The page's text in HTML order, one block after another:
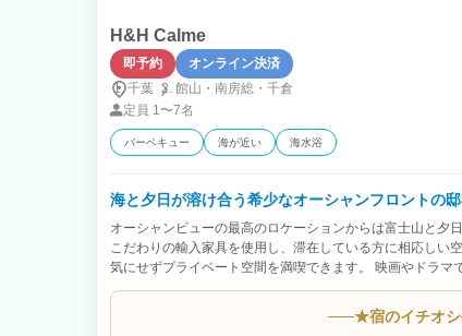
H&H Calme
即予約
オンライン決済
千葉
館山・ 南房総・ 千倉
定員 1〜7名
バーベキュー 海が近い 海水浴
海と夕日が溶け合う希少なオーシャンフロントの
オーシャンビューの最高のロケーションからは富士山と夕
こだわりの輸入家具を使用し、滞在している方に相応しい
気にせずプライベート空間を満喫できます。 映画やドラマ
はすぐそば。 夜は屋上から星空がとても綺麗に輝いて見る
機などの電化製品も備わっていますので連泊にも最適です
で家族旅行・グループ旅行・卒業旅行などでぜひ地元の食
★宿のイチオシ